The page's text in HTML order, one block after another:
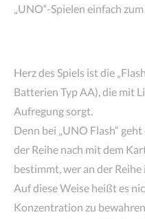
„UNO“-Spielen einfach
Herz des Spiels ist die
Batterien Typ AA), die mit
Aufregung sorgt.
Denn bei „UNO Flash“
der Reihe nach mit dem
bestimmt, wer an der Reihe
Auf diese Weise heißt es
Konzentration zu